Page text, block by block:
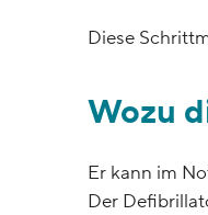
Diese
Wozu
Er kann im
Der